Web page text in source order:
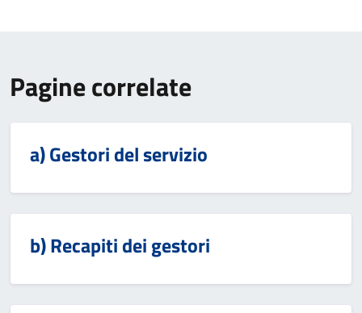
Pagine correlate
a) Gestori del servizio
b) Recapiti dei gestori